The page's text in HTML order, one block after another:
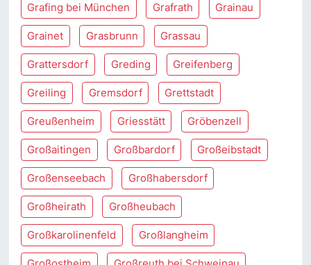
Grafing bei München Grafrath Grainau
Grainet Grasbrunn Grassau
Grattersdorf Greding Greifenberg
Greiling Gremsdorf Grettstadt
Greußenheim Griesstätt Gröbenzell
Großaitingen Großbardorf Großeibstadt
Großenseebach Großhabersdorf
Großheirath Großheubach
Großkarolinenfeld Großlangheim